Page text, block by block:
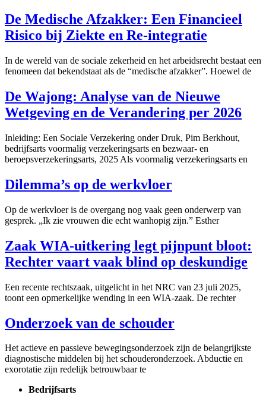
De Medische Afzakker: Een Financieel
Risico bij Ziekte en Re-integratie
In de wereld van de sociale zekerheid en het arbeidsrecht bestaat een
fenomeen dat bekendstaat als de “medische afzakker”. Hoewel de
De Wajong: Analyse van de Nieuwe
Wetgeving en de Verandering per 2026
Inleiding: Een Sociale Verzekering onder Druk, Pim Berkhout,
bedrijfsarts voormalig verzekeringsarts en bezwaar- en
beroepsverzekeringsarts, 2025 Als voormalig verzekeringsarts en
Dilemma’s op de werkvloer
Op de werkvloer is de overgang nog vaak geen onderwerp van
gesprek. „Ik zie vrouwen die echt wanhopig zijn.” Esther
Zaak WIA-uitkering legt pijnpunt bloot:
Rechter vaart vaak blind op deskundige
Een recente rechtszaak, uitgelicht in het NRC van 23 juli 2025,
toont een opmerkelijke wending in een WIA-zaak. De rechter
Onderzoek van de schouder
Het actieve en passieve bewegingsonderzoek zijn de belangrijkste
diagnostische middelen bij het schouderonderzoek. Abductie en
exorotatie zijn redelijk betrouwbaar te
Bedrijfsarts